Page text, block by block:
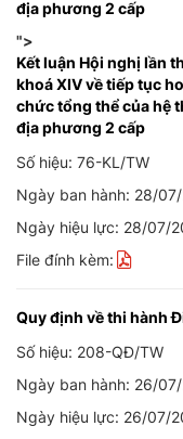
địa phương 2 cấp
">
Kết luận Hội nghị lần
khoá XIV về tiếp tục
chức tổng thể của hệ
địa phương 2 cấp
Số hiệu: 76-KL/TW
Ngày ban hành: 28/
Ngày hiệu lực: 28/07/
File đính kèm:
Quy định về thi hành
Số hiệu: 208-QĐ/TW
Ngày ban hành: 26/
Ngày hiệu lực: 26/07/